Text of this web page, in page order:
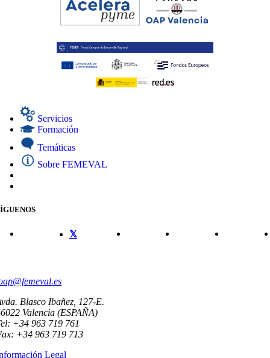
Servicios
Formación
Temáticas
Sobre FEMEVAL
Blasco Ibañez, 127-E.
Valencia (ESPAÑA)
+34 963 719 761
+34 963 719 713
Legal